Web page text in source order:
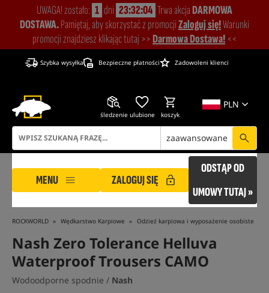
UWAGA! zostało: 1 dni 23:32:03 Trwa akcjaDARMOWA
DOSTAWA.Pamiętaj, aby skorzystać z promocjiZaloguj się!Warunki
promocji znajdziesz klikając tutaj >>Darmowa Dostawa! <<
Szybka wysyłka Bezpieczne płatności Zadowoleni klienci
PLN
śledzenie ulubione koszyk
zaawansowane
MENU ZALOGUJ SIĘ
ODSTĄP OD
UMOWY TUTAJ »
ROCKWORLD Wędkarstwo Karpiowe Odzież karpiowa i wyposażenie osobiste
Nash Zero Tolerance Helluva
Waterproof Trousers CAMO
Wodoodporne spodnie / Nash